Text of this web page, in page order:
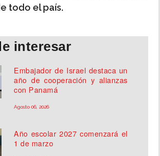
todo el país.
interesar
Embajador de Israel destaca un
año de cooperación y alianzas
con Panamá
Agosto 06, 2026
Año escolar 2027 comenzará el
1 de marzo